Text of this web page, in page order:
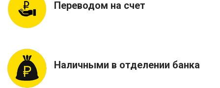
Переводом на счет
Наличными в отделении банка